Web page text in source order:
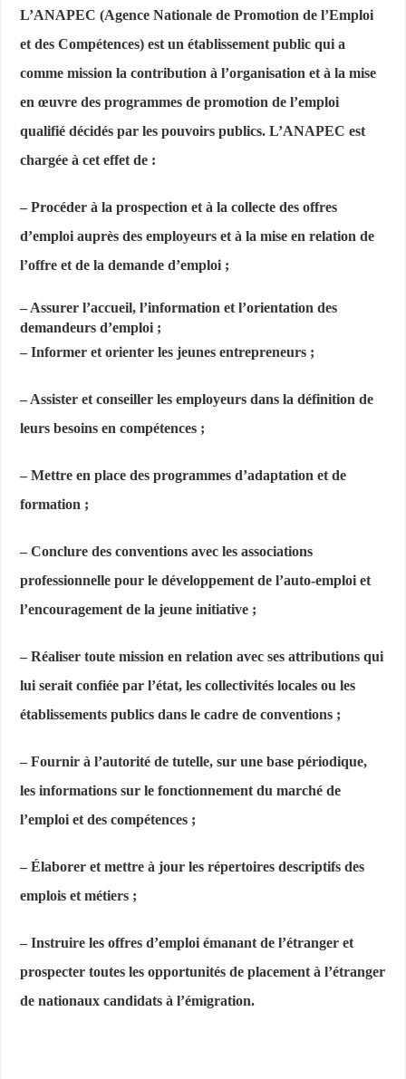
L’ANAPEC (Agence Nationale de Promotion de l’Emploi
et des Compétences)est un établissement public qui a
comme mission la contribution à l’organisation et à la mise
en œuvre des programmes de promotion de l’emploi
qualifié décidés par les pouvoirs publics. L’ANAPEC est
chargée à cet effet de :
– Procéder à la prospection et à la collecte des offres
d’emploi auprès des employeurs et à la mise en relation de
l’offre et de la demande d’emploi ;
– Assurer l’accueil, l’information et l’orientation des
demandeurs d’emploi ;
– Informer et orienter les jeunes entrepreneurs ;
– Assister et conseiller les employeurs dans la définition de
leurs besoins en compétences ;
– Mettre en place des programmes d’adaptation et de
formation ;
– Conclure des conventions avec les associations
professionnelle pour le développement de l’auto-emploi et
l’encouragement de la jeune initiative ;
– Réaliser toute mission en relation avec ses attributions qui
lui serait confiée par l’état, les collectivités locales ou les
établissements publics dans le cadre de conventions ;
– Fournir à l’autorité de tutelle, sur une base périodique,
les informations sur le fonctionnement du marché de
l’emploi et des compétences ;
– Élaborer et mettre à jour les répertoires descriptifs des
emplois et métiers ;
– Instruire les offres d’emploi émanant de l’étranger et
prospecter toutes les opportunités de placement à l’étranger
de nationaux candidats à l’émigration.